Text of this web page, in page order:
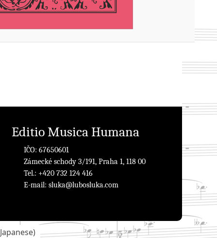
Editio Musica Humana
IČO: 67650601
Zámecké schody 3/191, Praha 1, 118 00
Tel.: +420 732 124 416
E-mail: sluka@lubosluka.com
Japanese)